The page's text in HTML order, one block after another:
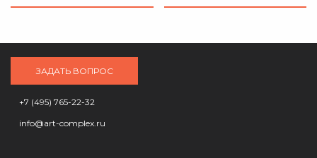
ЗАДАТЬ ВОПРОС
+7 (495) 765-22-32
info@art-complex.ru